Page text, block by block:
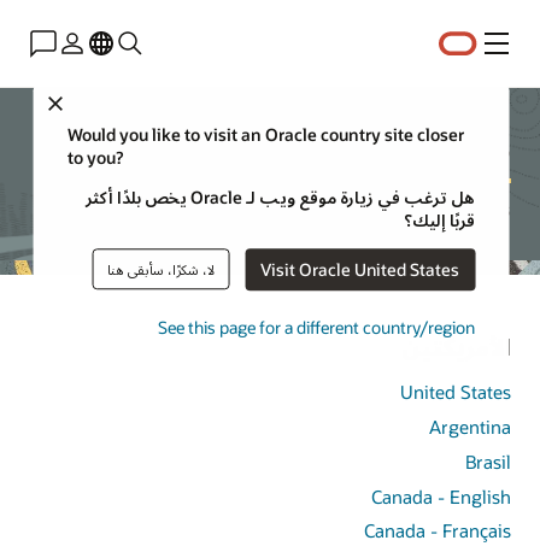
القائمة
Would you like to visit an Oracle country site closer
to you?
هل ترغب في زيارة موقع ويب لـ Oracle يخص بلدًا أكثر
قربًا إليك؟
Visit Oracle United States لا، شكرًا، سأبقى هنا
See this page for a different country/region
Oracle Country sites
Oracle operates in the following list of countries
الأمريكتين
United States
Argentina
Brasil
Canada - English
Canada - Français